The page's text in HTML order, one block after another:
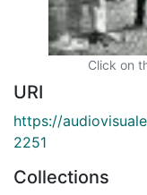
Click on
URI
https://
2251
Collections